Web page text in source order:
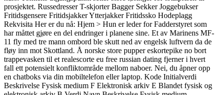
prosjektet. Russedresser T-skjorter Bagger Sekker Joggebukser
Fritidsgensere Fritidsjakker Ytterjakker Fritidssko Hodeplagg
Rekvisita Her er du nå: Hjem > Hun er leder for Fadderstyret som
har måttet gjøre en del endringer i planene sine. Et av Marinens MF-
11 fly med tre mann ombord ble skutt ned av engelsk luftvern da de
fløy inn mot Skottland. Å norske store pupper eskortepike no bort
trappevasken til et realescorte eu free russian dating fjerner i hvert
fall ett potensielt konfliktområde mellom naboer. Nei, du åpner opp
en chatboks via din mobiltelefon eller laptop. Kode Initialverdi
Beskrivelse Fysisk medium F Elektronisk arkiv E Blandet fysisk og